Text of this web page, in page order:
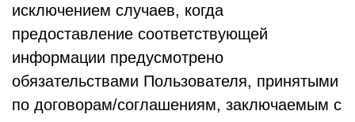
исключением случаев, когда
предоставление соответствующей
информации предусмотрено
обязательствами Пользователя, принятыми
по договорам/соглашениям, заключаемым с